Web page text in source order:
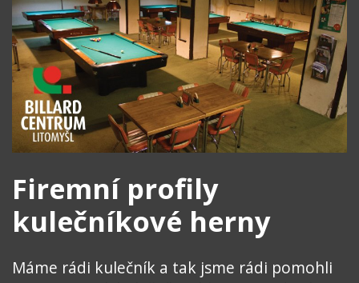
Firemní profily
kulečníkové herny
Máme rádi kulečník a tak jsme rádi pomohli